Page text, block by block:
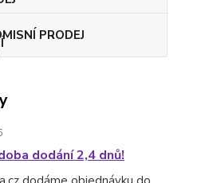
PRODEJ
dodání 2,4 dnů!